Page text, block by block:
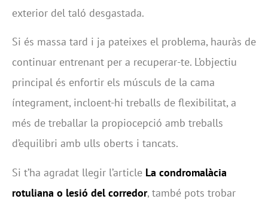
exterior del taló desgastada.
Si és massa tard i ja pateixes el problema, hauràs de
continuar entrenant per a recuperar-te. L’objectiu
principal és enfortir els músculs de la cama
íntegrament, incloent-hi treballs de flexibilitat, a
més de treballar la propiocepció amb treballs
d’equilibri amb ulls oberts i tancats.
Si t’ha agradat llegir l’article La condromalàcia
rotuliana o lesió del corredor, també pots trobar